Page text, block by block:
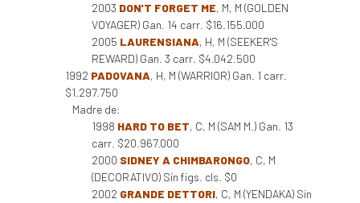
2003 DON'T FORGET ME, M, M (GOLDEN
VOYAGER) Gan. 14 carr. $16.155.000
2005 LAURENSIANA, H, M (SEEKER'S
REWARD) Gan. 3 carr. $4.042.500
1992 PADOVANA, H, M (WARRIOR) Gan. 1 carr.
$1.297.750
Madre de:
1998 HARD TO BET, C, M (SAM M.) Gan. 13
carr. $20.967.000
2000 SIDNEY A CHIMBARONGO, C, M
(DECORATIVO) Sin figs. cls. $0
2002 GRANDE DETTORI, C, M (YENDAKA) Sin